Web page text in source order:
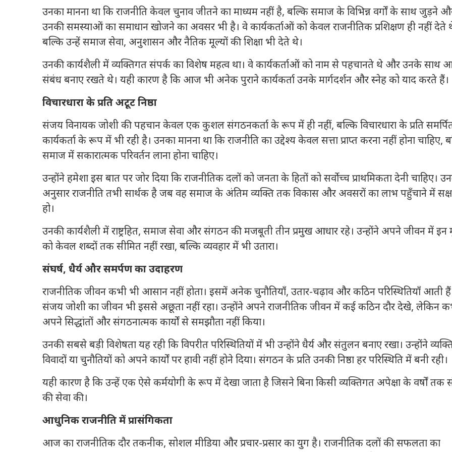
उनका मानना था कि राजनीति केवल चुनाव जीतने का माध्यम नहीं है, बल्कि समाज के विभिन्न वर्गों के साथ जुड़ने
उनकी समस्याओं का समाधान खोजने का अवसर भी है। वे कार्यकर्ताओं को केवल राजनीतिक प्रशिक्षण ही नहीं देते
बल्कि उन्हें समाज सेवा, अनुशासन और नैतिक मूल्यों की शिक्षा भी देते थे।
उनकी कार्यशैली में व्यक्तिगत संपर्क का विशेष महत्व था। वे कार्यकर्ताओं को नाम से पहचानते थे और उनके साथ
संबंध बनाए रखते थे। यही कारण है कि आज भी अनेक पुराने कार्यकर्ता उनके मार्गदर्शन और स्नेह को याद करते हैं।
विचारधारा के प्रति अटूट निष्ठा
संजय विनायक जोशी की पहचान केवल एक कुशल संगठनकर्ता के रूप में ही नहीं, बल्कि विचारधारा के प्रति
कार्यकर्ता के रूप में भी रही है। उनका मानना था कि राजनीति का उद्देश्य केवल सत्ता प्राप्त करना नहीं होना चाहिए,
समाज में सकारात्मक परिवर्तन लाना होना चाहिए।
उन्होंने हमेशा इस बात पर जोर दिया कि राजनीतिक दलों को जनता के हितों को सर्वोच्च प्राथमिकता देनी चाहिए।
अनुसार राजनीति तभी सार्थक है जब वह समाज के अंतिम व्यक्ति तक विकास और अवसरों का लाभ पहुँचाने में
हो।
उनकी कार्यशैली में राष्ट्रहित, समाज सेवा और संगठन की मजबूती तीन प्रमुख आधार रहे। उन्होंने अपने जीवन में इन
को केवल शब्दों तक सीमित नहीं रखा, बल्कि व्यवहार में भी उतारा।
संघर्ष, धैर्य और समर्पण का उदाहरण
राजनीतिक जीवन कभी भी आसान नहीं होता। इसमें अनेक चुनौतियाँ, उतार-चढ़ाव और कठिन परिस्थितियाँ आती
संजय जोशी का जीवन भी इससे अछूता नहीं रहा। उन्होंने अपने राजनीतिक जीवन में कई कठिन दौर देखे, लेकिन
अपने सिद्धांतों और संगठनात्मक कार्यों से समझौता नहीं किया।
उनकी सबसे बड़ी विशेषता यह रही कि विपरीत परिस्थितियों में भी उन्होंने धैर्य और संतुलन बनाए रखा। उन्होंने
विवादों या चुनौतियों को अपने कार्यों पर हावी नहीं होने दिया। संगठन के प्रति उनकी निष्ठा हर परिस्थिति में बनी रही।
यही कारण है कि उन्हें एक ऐसे कर्मयोगी के रूप में देखा जाता है जिसने बिना किसी व्यक्तिगत अपेक्षा के वर्षों तक
की सेवा की।
आधुनिक राजनीति में प्रासंगिकता
आज का राजनीतिक दौर तकनीक, सोशल मीडिया और प्रचार-प्रसार का युग है। राजनीतिक दलों की सफलता का